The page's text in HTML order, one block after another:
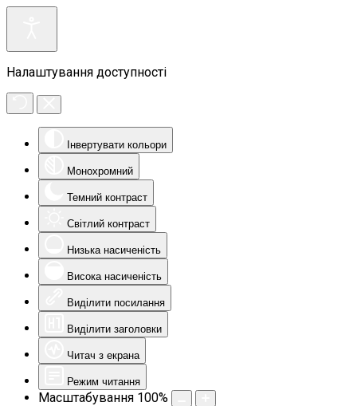
Налаштування доступності
Інвертувати кольори
Монохромний
Темний контраст
Світлий контраст
Низька насиченість
Висока насиченість
Виділити посилання
Виділити заголовки
Читач з екрана
Режим читання
Масштабування 100%